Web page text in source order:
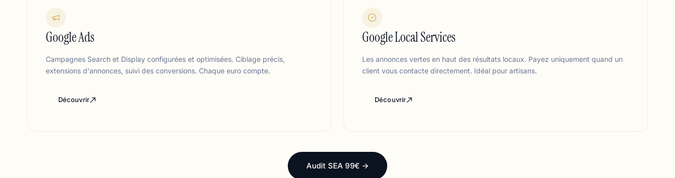
Google Ads
Campagnes Search et Display configurées et optimisées. Ciblage précis,
extensions d'annonces, suivi des conversions. Chaque euro compte.
Découvrir
Google Local Services
Les annonces vertes en haut des résultats locaux. Payez uniquement quand un
client vous contacte directement. Idéal pour artisans.
Découvrir
Audit SEA 99€ →